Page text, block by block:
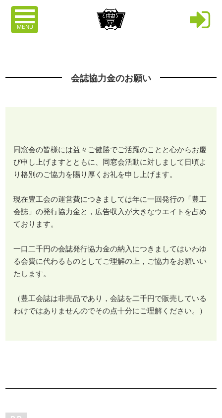
MENU
会誌協力金のお願い
同窓会の皆様には益々ご健勝でご活躍のことと心からお慶
び申し上げますとともに、同窓会活動に対しまして日頃よ
り格別のご協力を賜り厚くお礼を申し上げます。
現在豊工会の運営費につきましては年に一回発行の「豊工
会誌」の発行協力金と，広告収入が大きなウエイトを占め
ております。
一口二千円の会誌発行協力金の納入につきましてはいわゆ
る会費に代わるものとしてご理解の上，ご協力をお願いい
たします。
（豊工会誌は非売品であり，会誌を二千円で販売している
わけではありませんのでその点十分にご理解ください。）